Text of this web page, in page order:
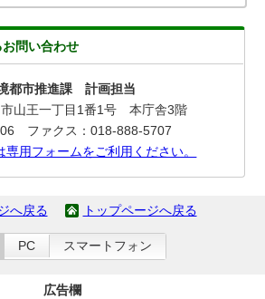
お問い合わせ
都市推進課 計画担当
山王一丁目1番1号 本庁舎3階
ファクス：018-888-5707
専用フォームをご利用ください。
へ戻る トップページへ戻る
PC スマートフォン
広告欄